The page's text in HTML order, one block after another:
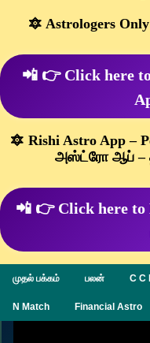
🔯 Astrologers
📲 👉 Click here
🔯 Rishi Astro App –
அஸ்ட்ரோ ஆப் –
📲 👉 Click here to
முதல் பக்கம் பலன் C C
N Match Financial Astro